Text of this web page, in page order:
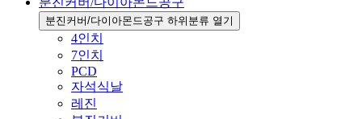
분진커버/다이아몬드공구 하위분류 열기
4인치
7인치
PCD
자석식날
레진